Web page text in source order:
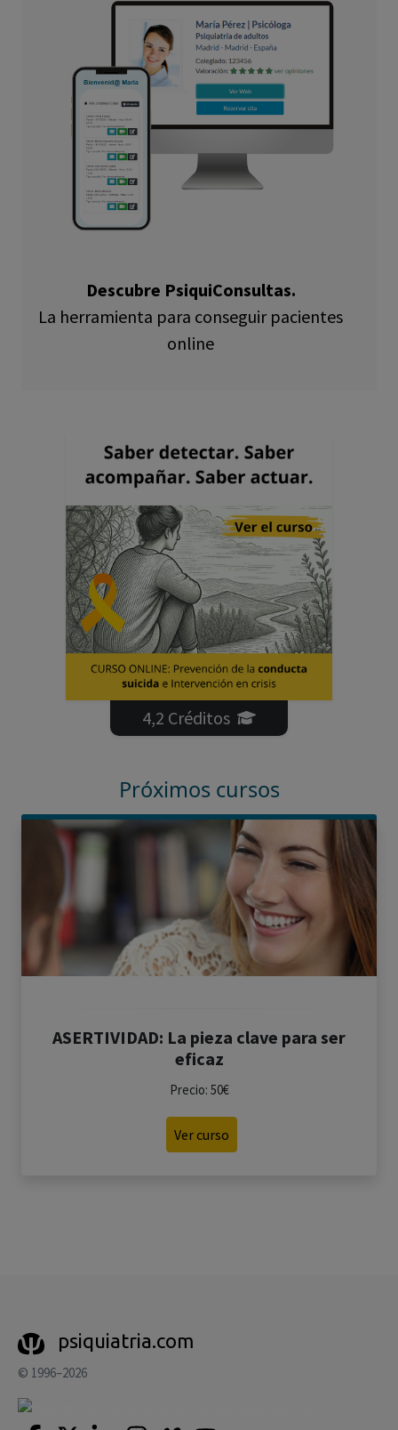
Descubre PsiquiConsultas.
La herramienta para conseguir pacientes
online
4,2 Créditos
Próximos cursos
ASERTIVIDAD: La pieza clave para ser
eficaz
Precio: 50€
Ver curso
psiquiatria.com
© 1996–2026